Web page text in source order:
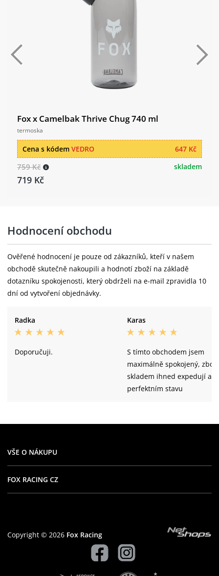
Fox x Camelbak Thrive Chug 740 ml
termoska
647 Kč
Cena s kódem VEDRO
759 Kč
719 Kč
skladem
Hodnocení obchodu
Ověřené hodnocení je pouze od zákazníků, kteří v našem
obchodě skutečně nakoupili a hodnotí zboží na základě
dotazníku spokojenosti, který obdrželi na e-mail zpravidla 10
dní od vytvoření objednávky.
Radka
Doporučuji.
Karas
S tímto obchodem jsem
maximálně spokojený, zboží
skladem ihned expedují a v
perfektním stavu
VŠE O NÁKUPU
FOX RACING CZ
Copyright © 2026 Fox Racing